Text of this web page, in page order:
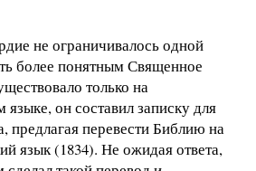
не ограничивалось одной
более понятным Священное
только на
языке, он составил записку для
предлагая перевести Библию на
язык (1834). Не ожидая ответа,